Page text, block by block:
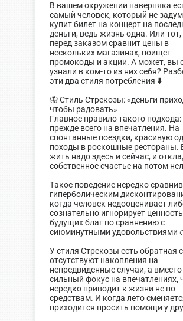
В вашем окружении наверняка
самый человек, который не
купит билет на концерт на
деньги, ведь жизнь одна. Или тот,
перед заказом сравнит цены в
нескольких магазинах, поищет
промокоды и акции. А может, вы
узнали в ком-то из них себя?
эти два стиля потребления ⬇️
🦋 Стиль Стрекозы: «деньги
чтобы радовать»
Главное правило такого подхода:
прежде всего на впечатления. На
спонтанные поездки, красивую
походы в роскошные рестораны.
жить надо здесь и сейчас, и
собственное счастье на потом
Такое поведение нередко
гиперболическим
когда человек недооценивает
сознательно игнорирует ценность
будущих благ по сравнению с
сиюминутными удовольствиями
У стиля Стрекозы есть обратная
отсутствуют накопления на
непредвиденные случаи, а
сильный фокус на впечатлениях,
нередко приводит к жизни не по
средствам. И когда лето
приходится просить помощи у